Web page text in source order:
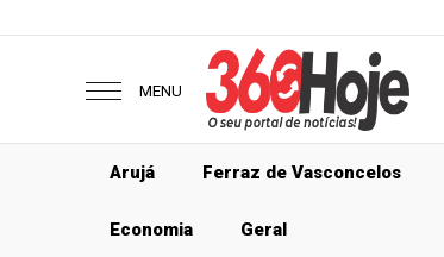
MENU
Arujá Ferraz de Vasconcelos
Economia Geral